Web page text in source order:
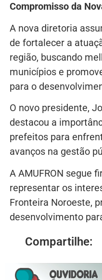
Compromisso da
A nova diretoria
de fortalecer a
região, buscando
municípios e
para o
O novo presidente,
destacou a
prefeitos para
avanços na gestão
A AMUFRON segue
representar os
Fronteira Noroeste,
desenvolvimento
Compartilhe: